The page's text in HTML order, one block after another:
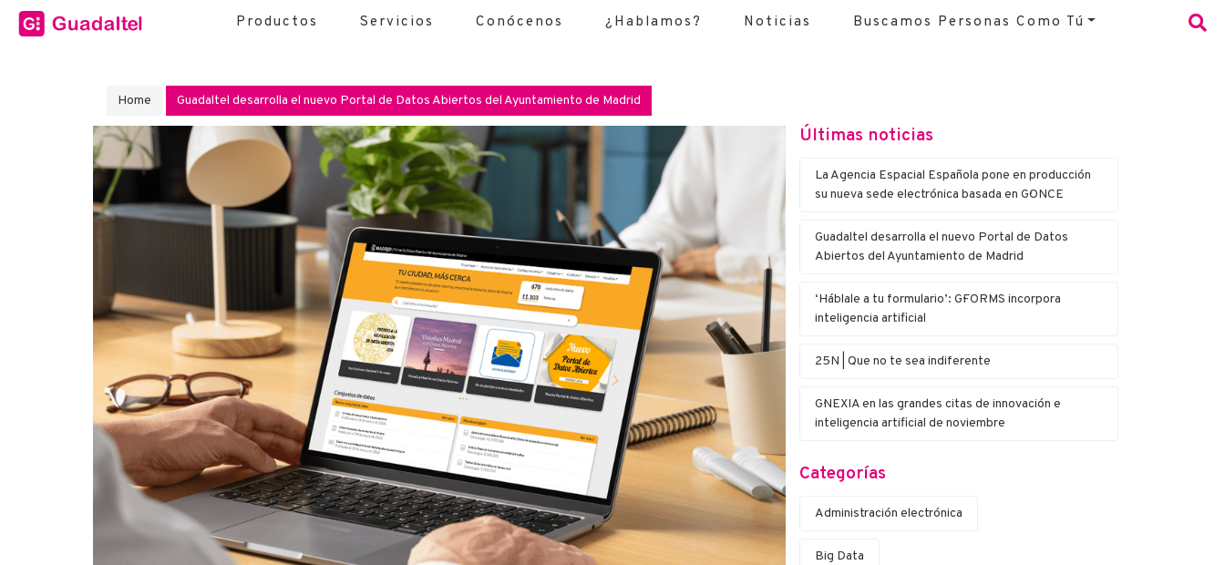
Productos Servicios Conócenos ¿Hablamos? Noticias Buscamos Personas Como Tú
Home Guadaltel desarrolla el nuevo Portal de Datos Abiertos del Ayuntamiento de Madrid
Últimas noticias
La Agencia Espacial Española pone en producción
su nueva sede electrónica basada en G·ONCE
Guadaltel desarrolla el nuevo Portal de Datos
Abiertos del Ayuntamiento de Madrid
‘Háblale a tu formulario’: G·FORMS incorpora
inteligencia artificial
25N | Que no te sea indiferente
G·NEXIA en las grandes citas de innovación e
inteligencia artificial de noviembre
Categorías
Administración electrónica
Big Data